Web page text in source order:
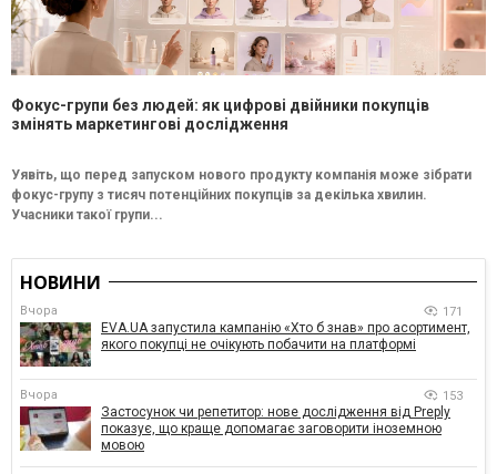
Фокус-групи без людей: як цифрові двійники покупців
змінять маркетингові дослідження
Уявіть, що перед запуском нового продукту компанія може зібрати
фокус-групу з тисяч потенційних покупців за декілька хвилин.
Учасники такої групи...
НОВИНИ
Вчора 171
EVA.UA запустила кампанію «Хто б знав» про асортимент,
якого покупці не очікують побачити на платформі
Вчора 153
Застосунок чи репетитор: нове дослідження від Preply
показує, що краще допомагає заговорити іноземною
мовою